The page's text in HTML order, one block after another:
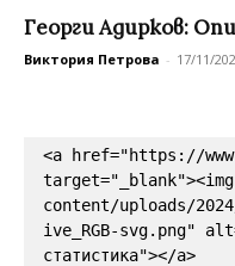
Георги Адирков:
Виктория Петрова - 17/11/
<a href="https://
content/uploads/
ive_RGB-svg.png"
статистика"></a>